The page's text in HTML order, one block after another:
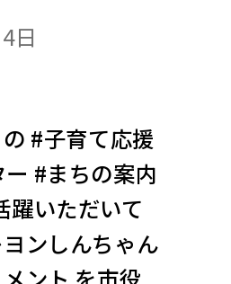
日
#子育て応援
#まちの案内
躍いただいて
ンしんちゃん